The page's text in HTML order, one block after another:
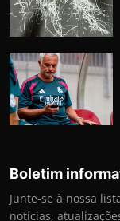
Boletim
Junte-se à nossa
notícias,